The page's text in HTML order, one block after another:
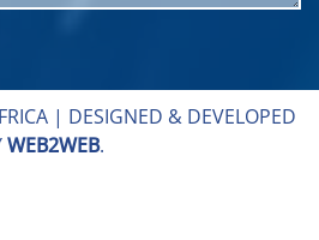
| DESIGNED & DEVELOPED
WEB2WEB.